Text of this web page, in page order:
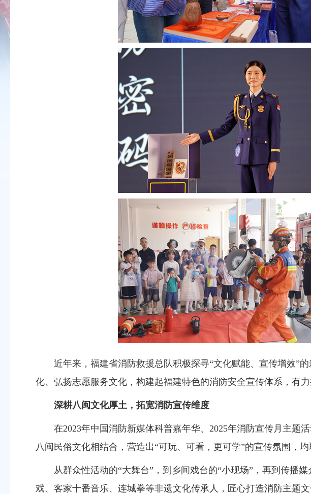
近年来，福建省消防救援总队积极探寻“文化赋能、宣传增效”
化、弘扬志愿服务文化 ，构建起福建特色的消防安全宣传体系，有
深耕八闽文化厚土， 拓宽消防宣传维度
在2023年中国消防新媒体科普嘉年华、2025年消防宣传月主题
八闽民俗文化相结合，营造出“可玩、 可看 ，更可学”的宣传氛围 ， 均
从群众性活动的“大舞台”，到乡间戏台的“小现场”，再到传播媒
戏、客家十番音乐、连城拳等非遗文化传承人，匠心打造消防主题